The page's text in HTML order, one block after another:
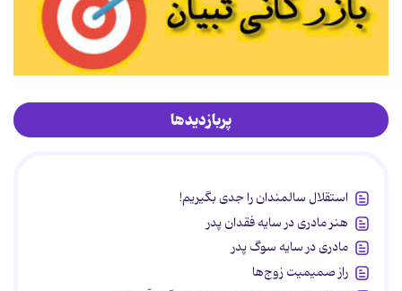
پربازدیدها
استقلال سالمندان را جدی بگیریم!
هنر مادری در سایه‌ فقدان پدر
مادری در سایه سوگ پدر
راز صمیمیت زوج‌ها